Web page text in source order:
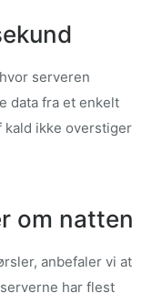
serveren
data fra et enkelt
ikke overstiger
om natten
anbefaler vi at
har flest